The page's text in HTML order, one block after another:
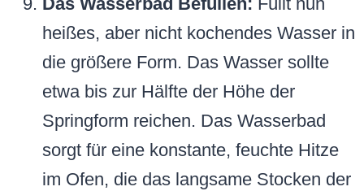
heißes, aber nicht kochendes Wasser in
die größere Form. Das Wasser sollte
etwa bis zur Hälfte der Höhe der
Springform reichen. Das Wasserbad
sorgt für eine konstante, feuchte Hitze
im Ofen, die das langsame Stocken der